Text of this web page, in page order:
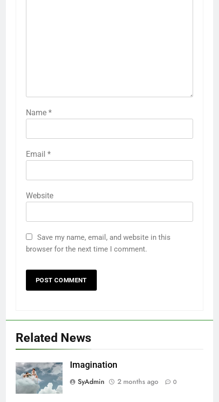
Name *
Email *
Website
Save my name, email, and website in this
browser for the next time I comment.
Related News
Imagination
SyAdmin
2 months ago 0